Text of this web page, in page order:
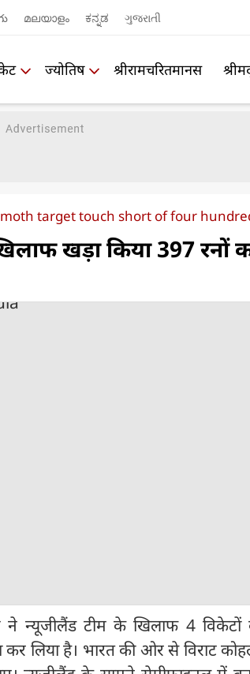
മലയാളം ಕನ್ನಡ ગુજરાતી
ज्योतिष श्रीरामचरितमानस
target touch short of four
खड़ा किया 397 रनों
ने न्यूजीलैंड टीम के खिलाफ 4
लिया है। भारत की ओर से विराट